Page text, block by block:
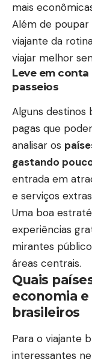
mais
Além de poupar
viajante da
viajar melhor
Leve em
passeios
Alguns destinos
pagas que
analisar os
gastando
entrada em
e serviços
Uma boa
experiências
mirantes
áreas centrais.
Quais
economia
brasileiros
Para o viajante
interessantes